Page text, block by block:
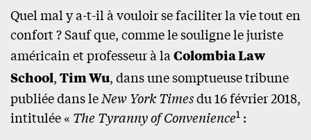
Quel mal y a-t-il à vouloir se faciliter la vie tout en
confort ? Sauf que, comme le souligne le juriste
américain et professeur à la Colombia Law
School,Tim Wu, dans une somptueuse tribune
publiée dans leNew York Timesdu 16 février 2018,
intitulée « The Tyranny ofConvenience1 :